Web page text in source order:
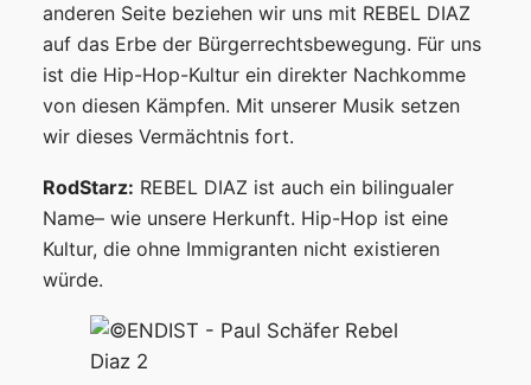
anderen Seite beziehen wir uns mit REBEL DIAZ
auf das Erbe der Bürgerrechtsbewegung. Für uns
ist die Hip-Hop-Kultur ein direkter Nachkomme
von diesen Kämpfen. Mit unserer Musik setzen
wir dieses Vermächtnis fort.
RodStarz: REBEL DIAZ ist auch ein bilingualer
Name– wie unsere Herkunft. Hip-Hop ist eine
Kultur, die ohne Immigranten nicht existieren
würde.